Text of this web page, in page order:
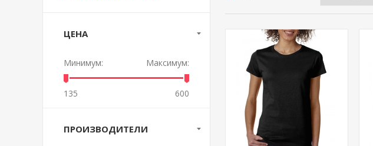
ЦЕНА
Минимум: Максимум:
135 600
ПРОИЗВОДИТЕЛИ